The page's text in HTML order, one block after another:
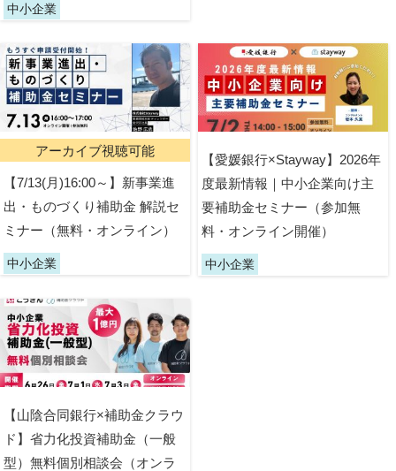
中小企業
アーカイブ視聴可能
【7/13(月)16:00～】新事業進
出・ものづくり補助金 解説セ
ミナー（無料・オンライン）
中小企業
【愛媛銀行×Stayway】2026年
度最新情報｜中小企業向け主
要補助金セミナー（参加無
料・オンライン開催）
中小企業
【山陰合同銀行×補助金クラウ
ド】省力化投資補助金（一般
型）無料個別相談会（オンラ